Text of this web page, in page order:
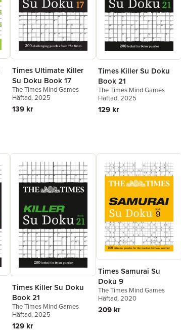
Times Ultimate Killer
Su Doku Book 17
The Times Mind Games
Häftad, 2025
139 kr
Times Killer Su Doku
Book 21
The Times Mind Games
Häftad, 2025
129 kr
Times Killer Su Doku
Book 21
The Times Mind Games
Häftad, 2025
129 kr
Times Samurai Su
Doku 9
The Times Mind Games
Häftad, 2020
209 kr